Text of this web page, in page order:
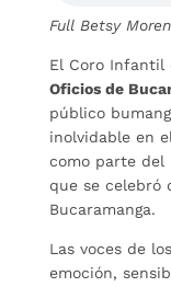
Full Betsy
El Coro Infantil
Oficios de
público
inolvidable en
como parte del
que se celebró
Bucaramanga.
Las voces de
emoción,